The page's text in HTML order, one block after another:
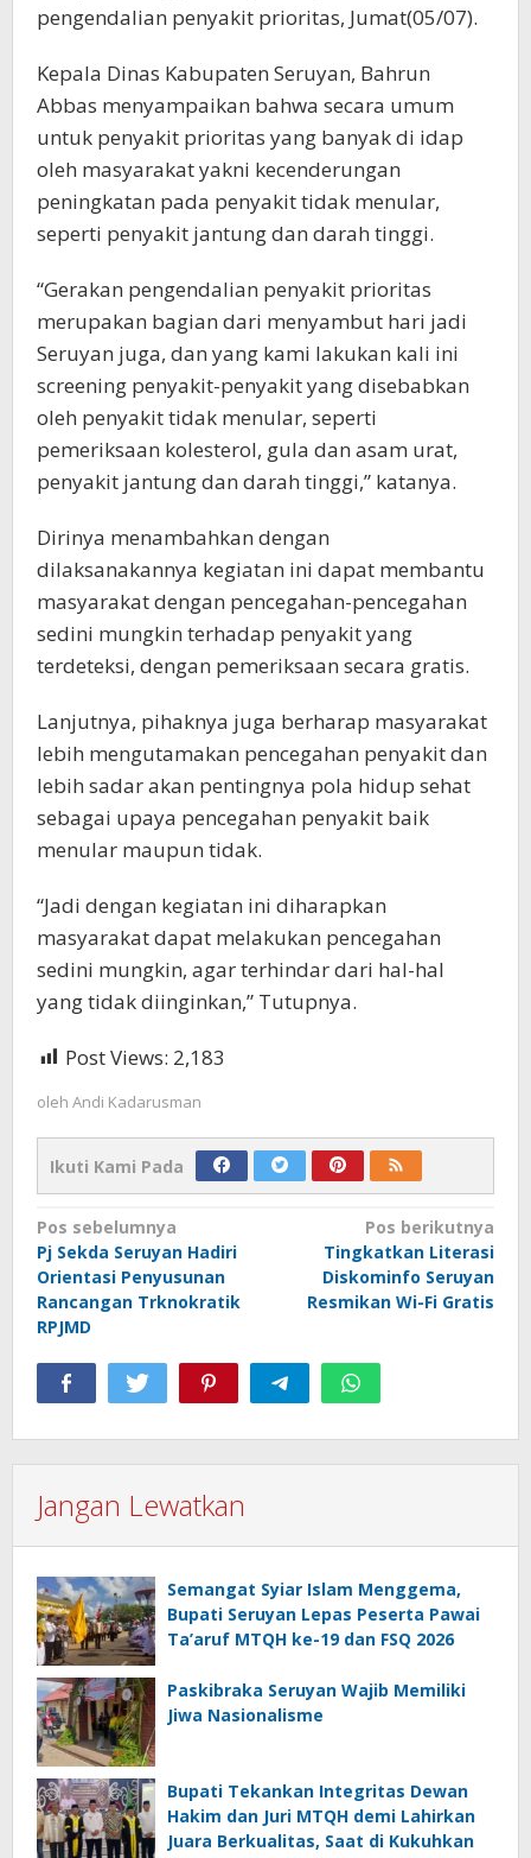
pengendalian penyakit prioritas, Jumat(05/07).
Kepala Dinas Kabupaten Seruyan, Bahrun
Abbas menyampaikan bahwa secara umum
untuk penyakit prioritas yang banyak di idap
oleh masyarakat yakni kecenderungan
peningkatan pada penyakit tidak menular,
seperti penyakit jantung dan darah tinggi.
“Gerakan pengendalian penyakit prioritas
merupakan bagian dari menyambut hari jadi
Seruyan juga, dan yang kami lakukan kali ini
screening penyakit-penyakit yang disebabkan
oleh penyakit tidak menular, seperti
pemeriksaan kolesterol, gula dan asam urat,
penyakit jantung dan darah tinggi,” katanya.
Dirinya menambahkan dengan
dilaksanakannya kegiatan ini dapat membantu
masyarakat dengan pencegahan-pencegahan
sedini mungkin terhadap penyakit yang
terdeteksi, dengan pemeriksaan secara gratis.
Lanjutnya, pihaknya juga berharap masyarakat
lebih mengutamakan pencegahan penyakit dan
lebih sadar akan pentingnya pola hidup sehat
sebagai upaya pencegahan penyakit baik
menular maupun tidak.
“Jadi dengan kegiatan ini diharapkan
masyarakat dapat melakukan pencegahan
sedini mungkin, agar terhindar dari hal-hal
yang tidak diinginkan,” Tutupnya.
Post Views: 2,183
oleh Andi Kadarusman
Ikuti Kami Pada
Navigasi
pos
Pos sebelumnya
Pj Sekda Seruyan Hadiri
Orientasi Penyusunan
Rancangan Trknokratik
RPJMD
Pos berikutnya
Tingkatkan Literasi
Diskominfo Seruyan
Resmikan Wi-Fi Gratis
Jangan Lewatkan
Semangat Syiar Islam Menggema,
Bupati Seruyan Lepas Peserta Pawai
Ta’aruf MTQH ke-19 dan FSQ 2026
Paskibraka Seruyan Wajib Memiliki
Jiwa Nasionalisme
Bupati Tekankan Integritas Dewan
Hakim dan Juri MTQH demi Lahirkan
Juara Berkualitas, Saat di Kukuhkan